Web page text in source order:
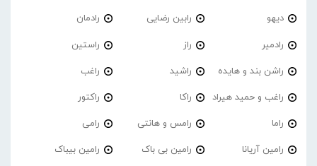
دیهو رابین رضایی رادمان
رادمیر راز راستین
راشن بند و هایده راشید راغب
راغب و حمید هیراد راکا راکتور
راما رامس و هانتی رامی
رامین آریانا رامین بی باک رامین بیباک